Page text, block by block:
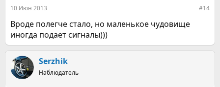
10 Июн 2013 #14
Вроде полегче стало, но маленькое чудовище
иногда подает сигналы)))
Serzhik
Наблюдатель